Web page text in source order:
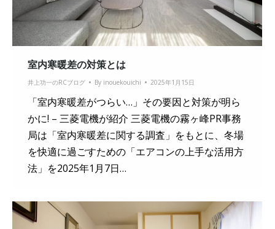
室内寒暖差の対策とは
井上功一のRCブログ By inouekouichi 2025年1月15日
「室内寒暖差がつらい…」その要因と対策が明ら
かに! – 三菱電機が紹介 三菱電機の霧ヶ峰PR事務
局は「室内寒暖差に関する調査」をもとに、冬場
を快適に過ごすための「エアコンの上手な活用方
法」を2025年1月7日…